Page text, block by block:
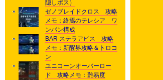
隠しボス）
ゼノブレイドクロス 攻略
メモ：終焉のテレシア ワ
ンパン構成
BAR ステラアビス 攻略
メモ：新醒界攻略＆トロコ
ン
ユニコーンオーバーロー
ド 攻略メモ：難易度